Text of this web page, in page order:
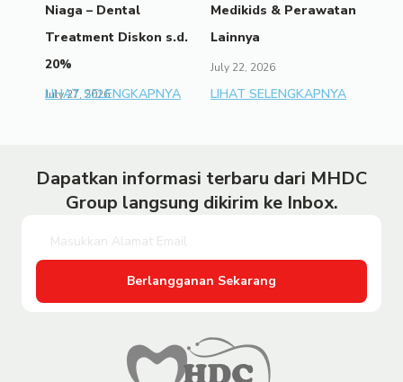
Niaga – Dental
Treatment Diskon s.d.
20%
July 27, 2026
LIHAT SELENGKAPNYA
Medikids & Perawatan
Lainnya
July 22, 2026
LIHAT SELENGKAPNYA
Dapatkan informasi terbaru dari MHDC
Group langsung dikirim ke Inbox.
Berlangganan Sekarang